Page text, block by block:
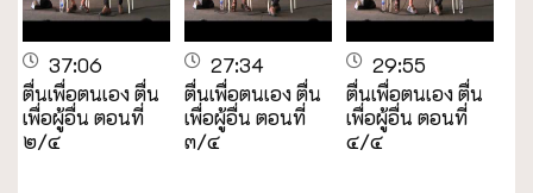
37:06
ตื่นเพื่อตนเอง ตื่น
เพื่อผู้อื่น ตอนที่
๒/๔
27:34
ตื่นเพื่อตนเอง ตื่น
เพื่อผู้อื่น ตอนที่
๓/๔
29:55
ตื่นเพื่อตนเอง ตื่น
เพื่อผู้อื่น ตอนที่
๔/๔